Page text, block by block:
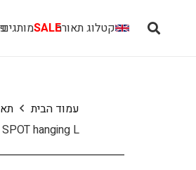
קטלוג תאורהSALEמותגים
עמוד הבית
SPOT hanging L